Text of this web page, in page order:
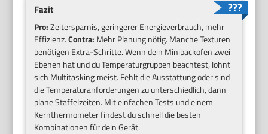
Fazit
Pro:Zeitersparnis, geringerer Energieverbrauch, mehr
Effizienz.Contra: Mehr Planung nötig. Manche Texturen
benötigen Extra-Schritte. Wenn dein Minibackofen zwei
Ebenen hat und du Temperaturgruppen beachtest, lohnt
sich Multitasking meist. Fehlt die Ausstattung oder sind
die Temperaturanforderungen zu unterschiedlich, dann
plane Staffelzeiten. Mit einfachen Tests und einem
Kernthermometer findest du schnell die besten
Kombinationen für dein Gerät.